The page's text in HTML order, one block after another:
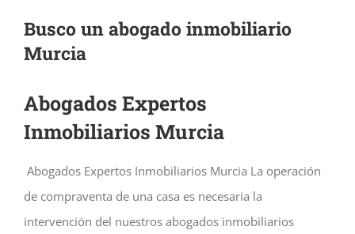
Busco un abogado inmobiliario
Murcia
Abogados Expertos
Inmobiliarios Murcia
Abogados Expertos Inmobiliarios Murcia La operación
de compraventa de una casa es necesaria la
intervención del nuestros abogados inmobiliarios